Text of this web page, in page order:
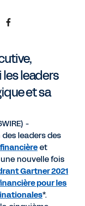
Share
leaders
et sa
-
des leaders des
et
nouvelle fois
Gartner 2021
pour les
*.